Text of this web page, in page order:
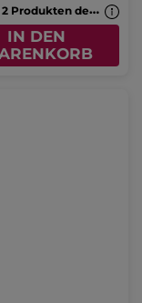
-
50% ab 2 Produkten deiner Wahl
IN DEN